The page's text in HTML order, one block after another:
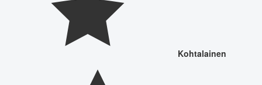
Kohtalainen